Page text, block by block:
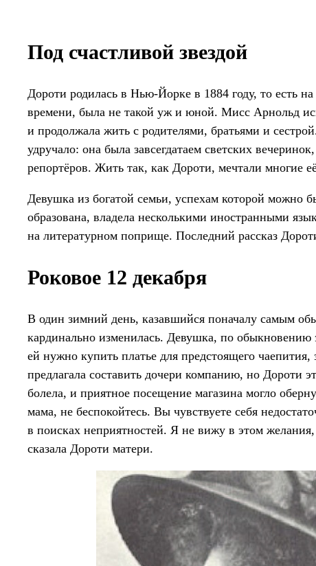
Под счастливой звездой
Дороти родилась в Нью-Йорке в 1884 году, то есть
времени, была не такой уж и юной. Мисс Арнольд
и продолжала жить с родителями, братьями и
удручало: она была завсегдатаем светских
репортёров. Жить так, как Дороти, мечтали многие
Девушка из богатой семьи, успехам которой можно
образована, владела несколькими иностранными
на литературном поприще. Последний рассказ
Роковое 12 декабря
В один зимний день, казавшийся поначалу самым
кардинально изменилась. Девушка, по обыкновению
ей нужно купить платье для предстоящего
предлагала составить дочери компанию, но Дороти
болела, и приятное посещение магазина могло
мама, не беспокойтесь. Вы чувствуете себя
в поисках неприятностей. Я не вижу в этом
сказала Дороти матери.